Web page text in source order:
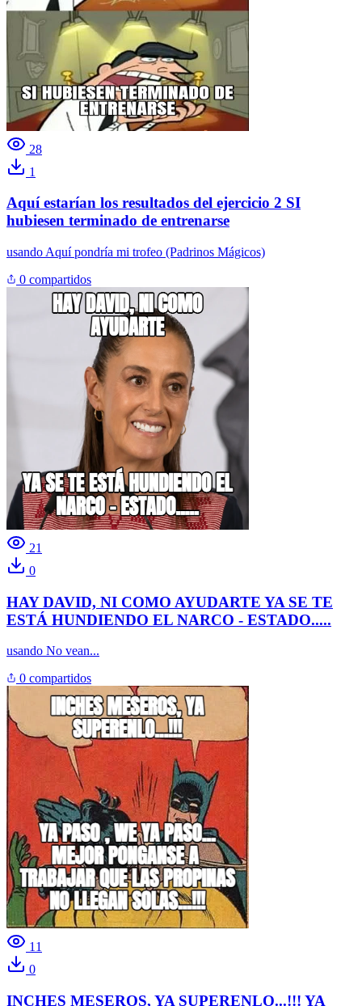
28
1
Aquí estarían los resultados del ejercicio 2 SI
hubiesen terminado de entrenarse
usando Aquí pondría mi trofeo (Padrinos Mágicos)
0 compartidos
21
0
HAY DAVID, NI COMO AYUDARTE YA SE TE
ESTÁ HUNDIENDO EL NARCO - ESTADO.....
usando No vean...
0 compartidos
11
0
INCHES MESEROS, YA SUPERENLO...!!! YA